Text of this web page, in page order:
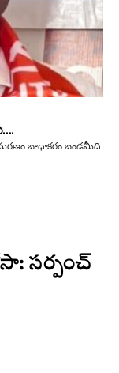
బాధాకరం బండమీది